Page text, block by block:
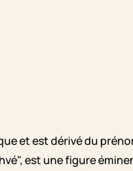
et est dérivé du
est une figure